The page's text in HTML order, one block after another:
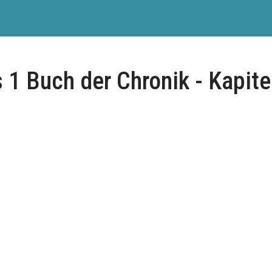
1 Buch der Chronik -